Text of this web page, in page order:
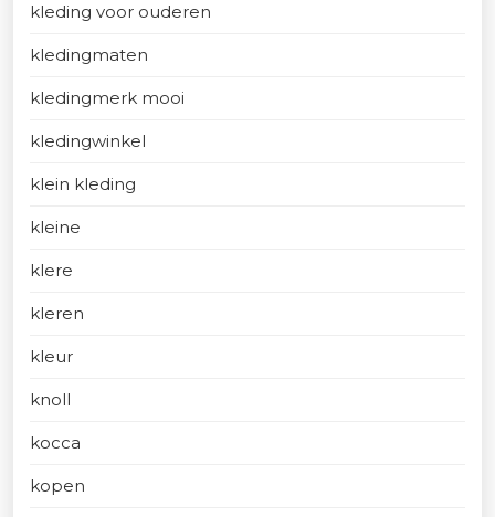
kleding voor ouderen
kledingmaten
kledingmerk mooi
kledingwinkel
klein kleding
kleine
klere
kleren
kleur
knoll
kocca
kopen